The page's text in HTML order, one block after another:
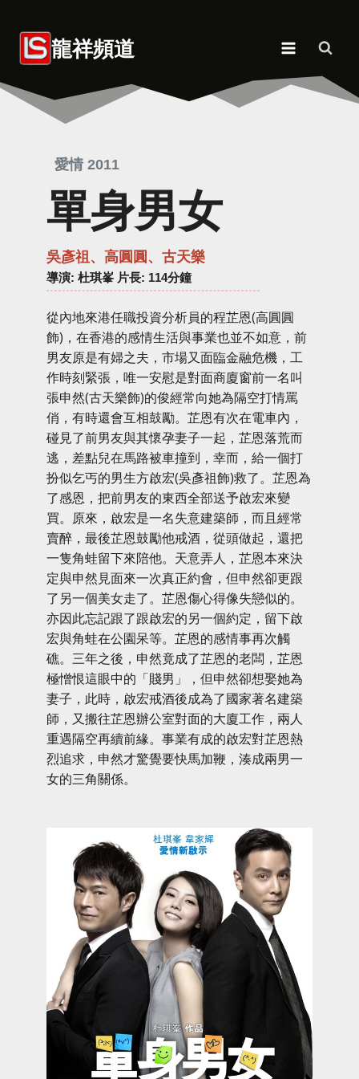
content 龍祥頻道
愛情 2011
單身男女
吳彥祖、高圓圓、古天樂
導演: 杜琪峯 片長: 114分鐘
從內地來港任職投資分析員的程芷恩(高圓圓
飾)，在香港的感情生活與事業也並不如意，前
男友原是有婦之夫，市場又面臨金融危機，工
作時刻緊張，唯一安慰是對面商廈窗前一名叫
張申然(古天樂飾)的俊經常向她為隔空打情罵
俏，有時還會互相鼓勵。芷恩有次在電車內，
碰見了前男友與其懷孕妻子一起，芷恩落荒而
逃，差點兒在馬路被車撞到，幸而，給一個打
扮似乞丐的男生方啟宏(吳彥祖飾)救了。芷恩為
了感恩，把前男友的東西全部送予啟宏來變
買。原來，啟宏是一名失意建築師，而且經常
賣醉，最後芷恩鼓勵他戒酒，從頭做起，還把
一隻角蛙留下來陪他。天意弄人，芷恩本來決
定與申然見面來一次真正約會，但申然卻更跟
了另一個美女走了。芷恩傷心得像失戀似的。
亦因此忘記跟了跟啟宏的另一個約定，留下啟
宏與角蛙在公園呆等。芷恩的感情事再次觸
礁。三年之後，申然竟成了芷恩的老闆，芷恩
極憎恨這眼中的「賤男」，但申然卻想娶她為
妻子，此時，啟宏戒酒後成為了國家著名建築
師，又搬往芷恩辦公室對面的大廈工作，兩人
重遇隔空再續前緣。事業有成的啟宏對芷恩熱
烈追求，申然才驚覺要快馬加鞭，湊成兩男一
女的三角關係。